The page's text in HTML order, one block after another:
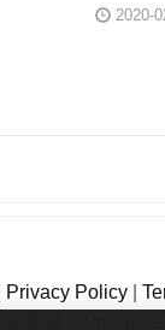
2020-
Privacy Policy|
遊戲網